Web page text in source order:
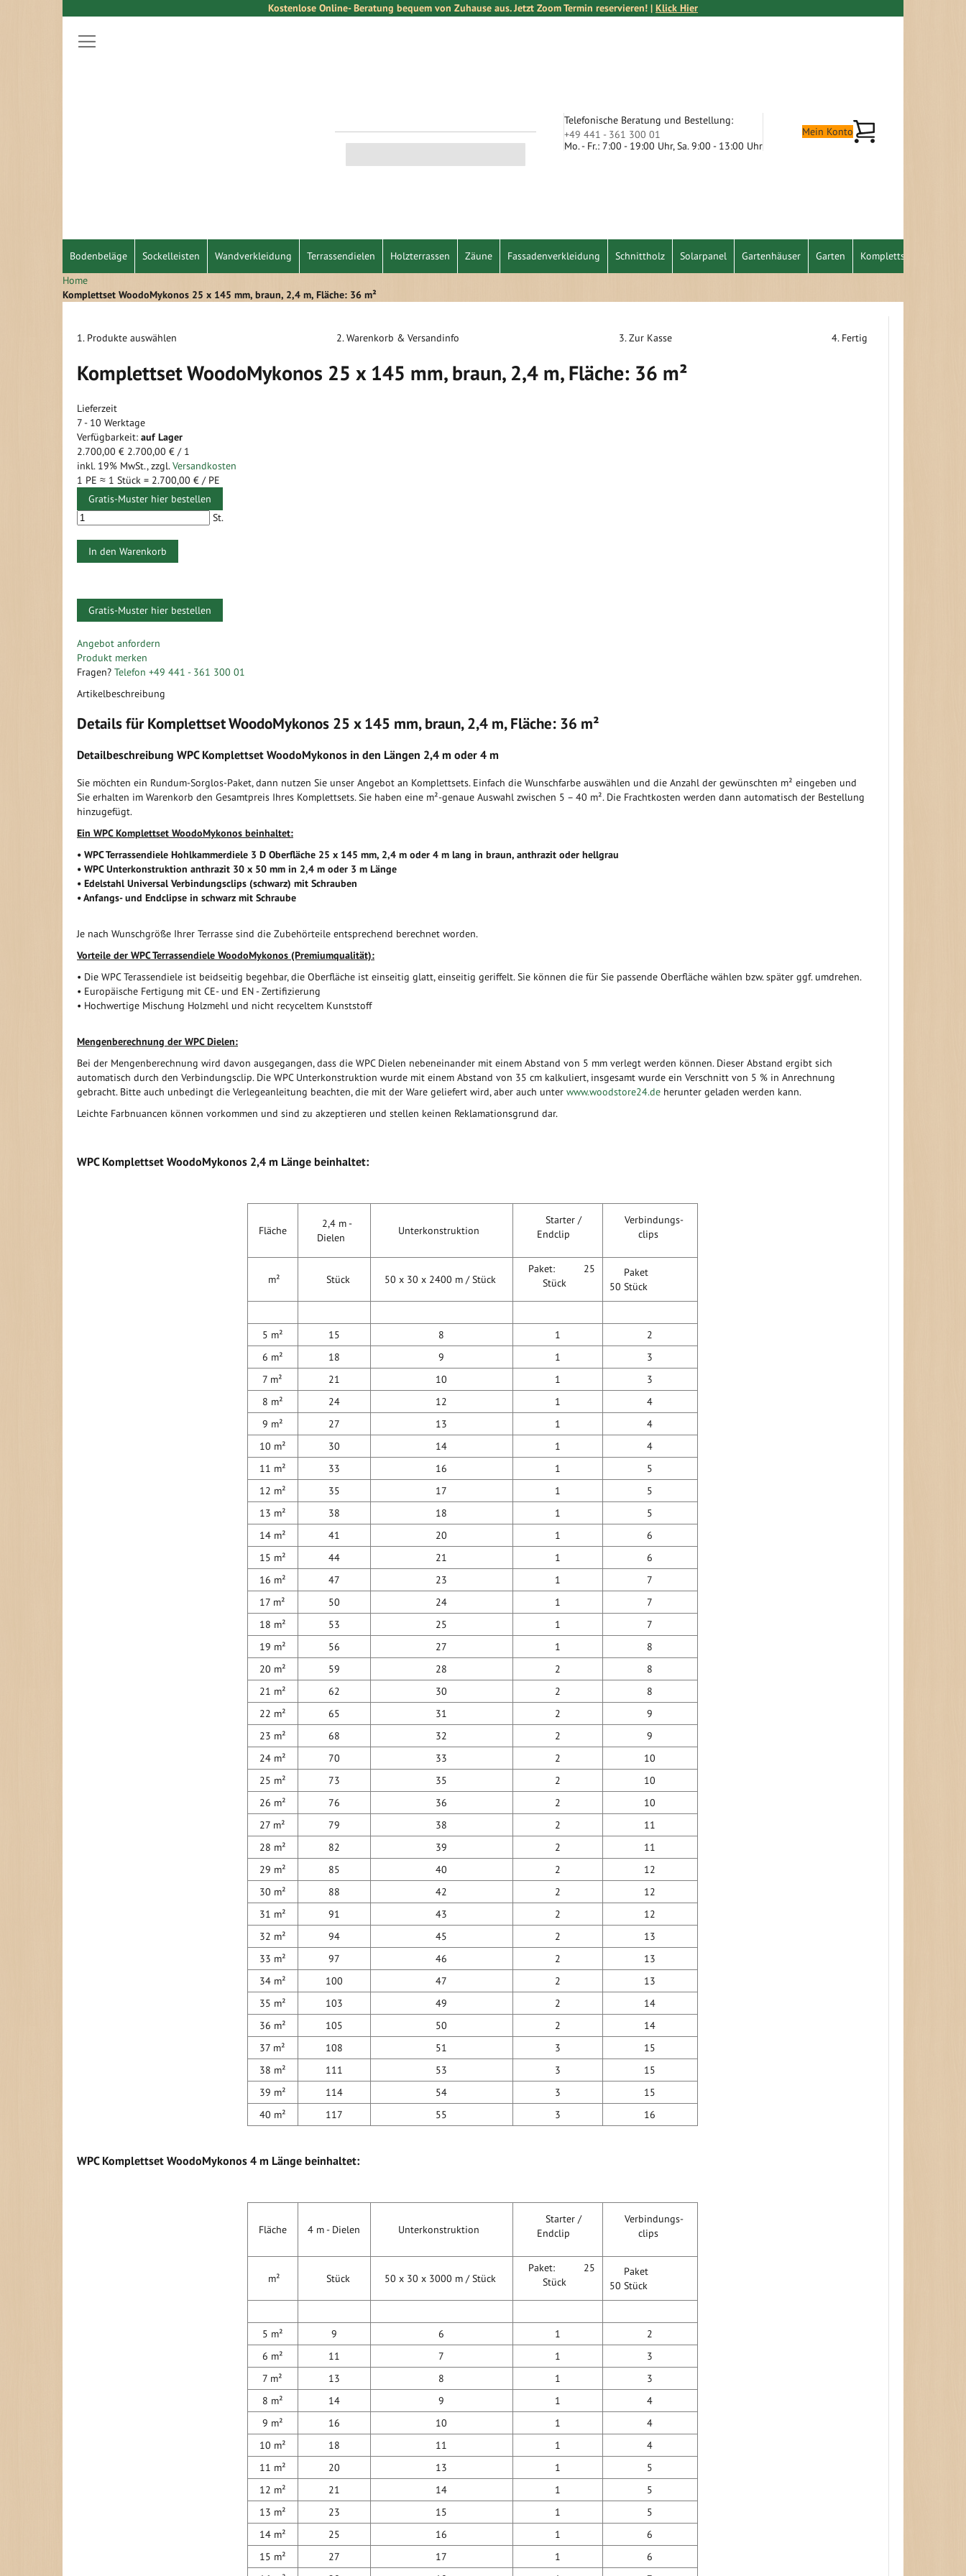
Kostenlose Online- Beratung bequem von Zuhause aus. Jetzt Zoom Termin reservieren! | Klick Hier
zum
Inhalt
Telefonische Beratung und Bestellung:
+49 441 - 361 300 01
Mo. - Fr.: 7:00 - 19:00 Uhr, Sa. 9:00 - 13:00 Uhr
Mein Konto Mein Warenkorb
Bodenbeläge Sockelleisten Wandverkleidung Terrassendielen Holzterrassen Zäune Fassadenverkleidung Schnittholz Solarpanel Gartenhäuser Garten Komplettset
Home
Komplettset WoodoMykonos 25 x 145 mm, braun, 2,4 m, Fläche: 36 m²
1. Produkte auswählen 2. Warenkorb & Versandinfo 3. Zur Kasse 4. Fertig
Komplettset WoodoMykonos 25 x 145 mm, braun, 2,4 m, Fläche: 36 m²
Lieferzeit
7 - 10 Werktage
Verfügbarkeit: auf Lager
2.700,00 € 2.700,00 € / 1
inkl. 19% MwSt., zzgl. Versandkosten
1 PE ≈ 1 Stück = 2.700,00 € / PE
Gratis-Muster hier bestellen
St.
In den Warenkorb
Gratis-Muster hier bestellen
Ende
der
Bildergalerie
Zum
Anfang
der
springen
Angebot anfordern
Produkt merken
Fragen? Telefon +49 441 - 361 300 01
Artikelbeschreibung
Details für Komplettset WoodoMykonos 25 x 145 mm, braun, 2,4 m, Fläche: 36 m²
Detailbeschreibung WPC Komplettset WoodoMykonos in den Längen 2,4 m oder 4 m
Sie möchten ein Rundum-Sorglos-Paket, dann nutzen Sie unser Angebot an Komplettsets. Einfach die Wunschfarbe auswählen und die Anzahl der gewünschten m² eingeben und
Sie erhalten im Warenkorb den Gesamtpreis Ihres Komplettsets. Sie haben eine m²-genaue Auswahl zwischen 5 – 40 m². Die Frachtkosten werden dann automatisch der Bestellung
hinzugefügt.
Ein WPC Komplettset WoodoMykonos beinhaltet:
• WPC Terrassendiele Hohlkammerdiele 3 D Oberfläche 25 x 145 mm, 2,4 m oder 4 m lang in braun, anthrazit oder hellgrau
• WPC Unterkonstruktion anthrazit 30 x 50 mm in 2,4 m oder 3 m Länge
• Edelstahl Universal Verbindungsclips (schwarz) mit Schrauben
• Anfangs- und Endclipse in schwarz mit Schraube
Je nach Wunschgröße Ihrer Terrasse sind die Zubehörteile entsprechend berechnet worden.
Vorteile der WPC Terrassendiele WoodoMykonos (Premiumqualität):
• Die WPC Terassendiele ist beidseitig begehbar, die Oberfläche ist einseitig glatt, einseitig geriffelt. Sie können die für Sie passende Oberfläche wählen bzw. später ggf. umdrehen.
• Europäische Fertigung mit CE- und EN - Zertifizierung
• Hochwertige Mischung Holzmehl und nicht recyceltem Kunststoff
Mengenberechnung der WPC Dielen:
Bei der Mengenberechnung wird davon ausgegangen, dass die WPC Dielen nebeneinander mit einem Abstand von 5 mm verlegt werden können. Dieser Abstand ergibt sich
automatisch durch den Verbindungsclip. Die WPC Unterkonstruktion wurde mit einem Abstand von 35 cm kalkuliert, insgesamt wurde ein Verschnitt von 5 % in Anrechnung
gebracht. Bitte auch unbedingt die Verlegeanleitung beachten, die mit der Ware geliefert wird, aber auch unter www.woodstore24.de herunter geladen werden kann.
Leichte Farbnuancen können vorkommen und sind zu akzeptieren und stellen keinen Reklamationsgrund dar.
WPC Komplettset WoodoMykonos 2,4 m Länge beinhaltet:
Fläche
2,4 m -
Dielen
Unterkonstruktion
Starter /
Endclip
Verbindungs-
clips
m² Stück 50 x 30 x 2400 m / Stück
Paket: 25
Stück
Paket
50 Stück
5 m² 15 8 1
2
6 m²
18 9 1
3
7 m²
21 10 1
3
8 m²
24 12 1
4
9 m²
27 13 1
4
10 m²
30 14 1
4
11 m²
33 16 1
5
12 m²
35 17 1
5
13 m²
38 18 1
5
14 m²
41 20 1
6
15 m²
44 21 1
6
16 m²
47 23 1
7
17 m²
50 24 1
7
18 m²
53 25 1
7
19 m²
56 27 1
8
20 m²
59 28 2
8
21 m²
62 30 2
8
22 m²
65 31 2
9
23 m²
68 32 2
9
24 m²
70 33 2
10
25 m²
73 35 2
10
26 m²
76 36 2
10
27 m²
79 38 2
11
28 m²
82 39 2
11
29 m²
85 40 2
12
30 m²
88 42 2
12
31 m²
91 43 2
12
32 m²
94 45 2
13
33 m²
97 46 2
13
34 m²
100 47 2
13
35 m²
103 49 2
14
36 m²
105 50 2
14
37 m²
108 51 3
15
38 m²
111 53 3
15
39 m²
114 54 3
15
40 m²
117 55 3 16
WPC Komplettset WoodoMykonos 4 m Länge beinhaltet:
Fläche 4 m - Dielen Unterkonstruktion
Starter /
Endclip
Verbindungs-
clips
m² Stück 50 x 30 x 3000 m / Stück
Paket: 25
Stück
Paket
50 Stück
5 m² 9 6 1
2
6 m²
11 7 1
3
7 m²
13 8 1
3
8 m²
14 9 1
4
9 m²
16 10 1
4
10 m²
18 11 1
4
11 m²
20 13 1
5
12 m²
21 14 1
5
13 m²
23 15 1
5
14 m²
25 16 1
6
15 m²
27 17 1
6